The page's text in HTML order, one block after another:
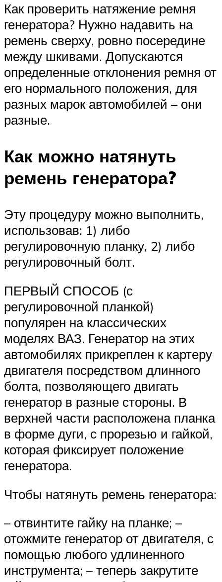
Как проверить натяжение ремня
генератора? Нужно надавить на
ремень сверху, ровно посередине
между шкивами. Допускаются
определенные отклонения ремня от
его нормального положения, для
разных марок автомобилей – они
разные.
Как можно натянуть
ремень генератора?
Эту процедуру можно выполнить,
использовав: 1) либо
регулировочную планку, 2) либо
регулировочный болт.
ПЕРВЫЙ СПОСОБ (с
регулировочной планкой)
популярен на классических
моделях ВАЗ. Генератор на этих
автомобилях прикреплен к картеру
двигателя посредством длинного
болта, позволяющего двигать
генератор в разные стороны. В
верхней части расположена планка
в форме дуги, с прорезью и гайкой,
которая фиксирует положение
генератора.
Чтобы натянуть ремень генератора:
– отвинтите гайку на планке; –
отожмите генератор от двигателя, с
помощью любого удлиненного
инструмента; – теперь закрутите